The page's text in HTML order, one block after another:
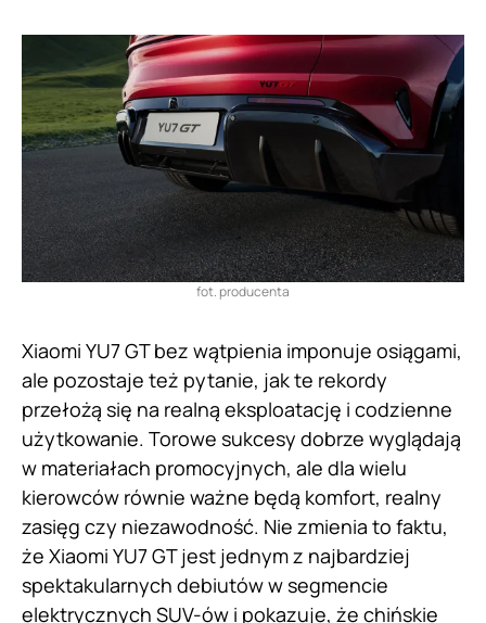
fot. producenta
Xiaomi YU7 GT bez wątpienia imponuje osiągami,
ale pozostaje też pytanie, jak te rekordy
przełożą się na realną eksploatację i codzienne
użytkowanie. Torowe sukcesy dobrze wyglądają
w materiałach promocyjnych, ale dla wielu
kierowców równie ważne będą komfort, realny
zasięg czy niezawodność. Nie zmienia to faktu,
że Xiaomi YU7 GT jest jednym z najbardziej
spektakularnych debiutów w segmencie
elektrycznych SUV-ów i pokazuje, że chińskie